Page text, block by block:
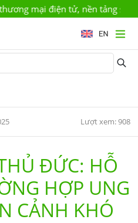
mại điện tử, nền tảng số
Lượt xem: 908
ĐỨC: HỖ
HỢP UNG
CẢNH KHÓ